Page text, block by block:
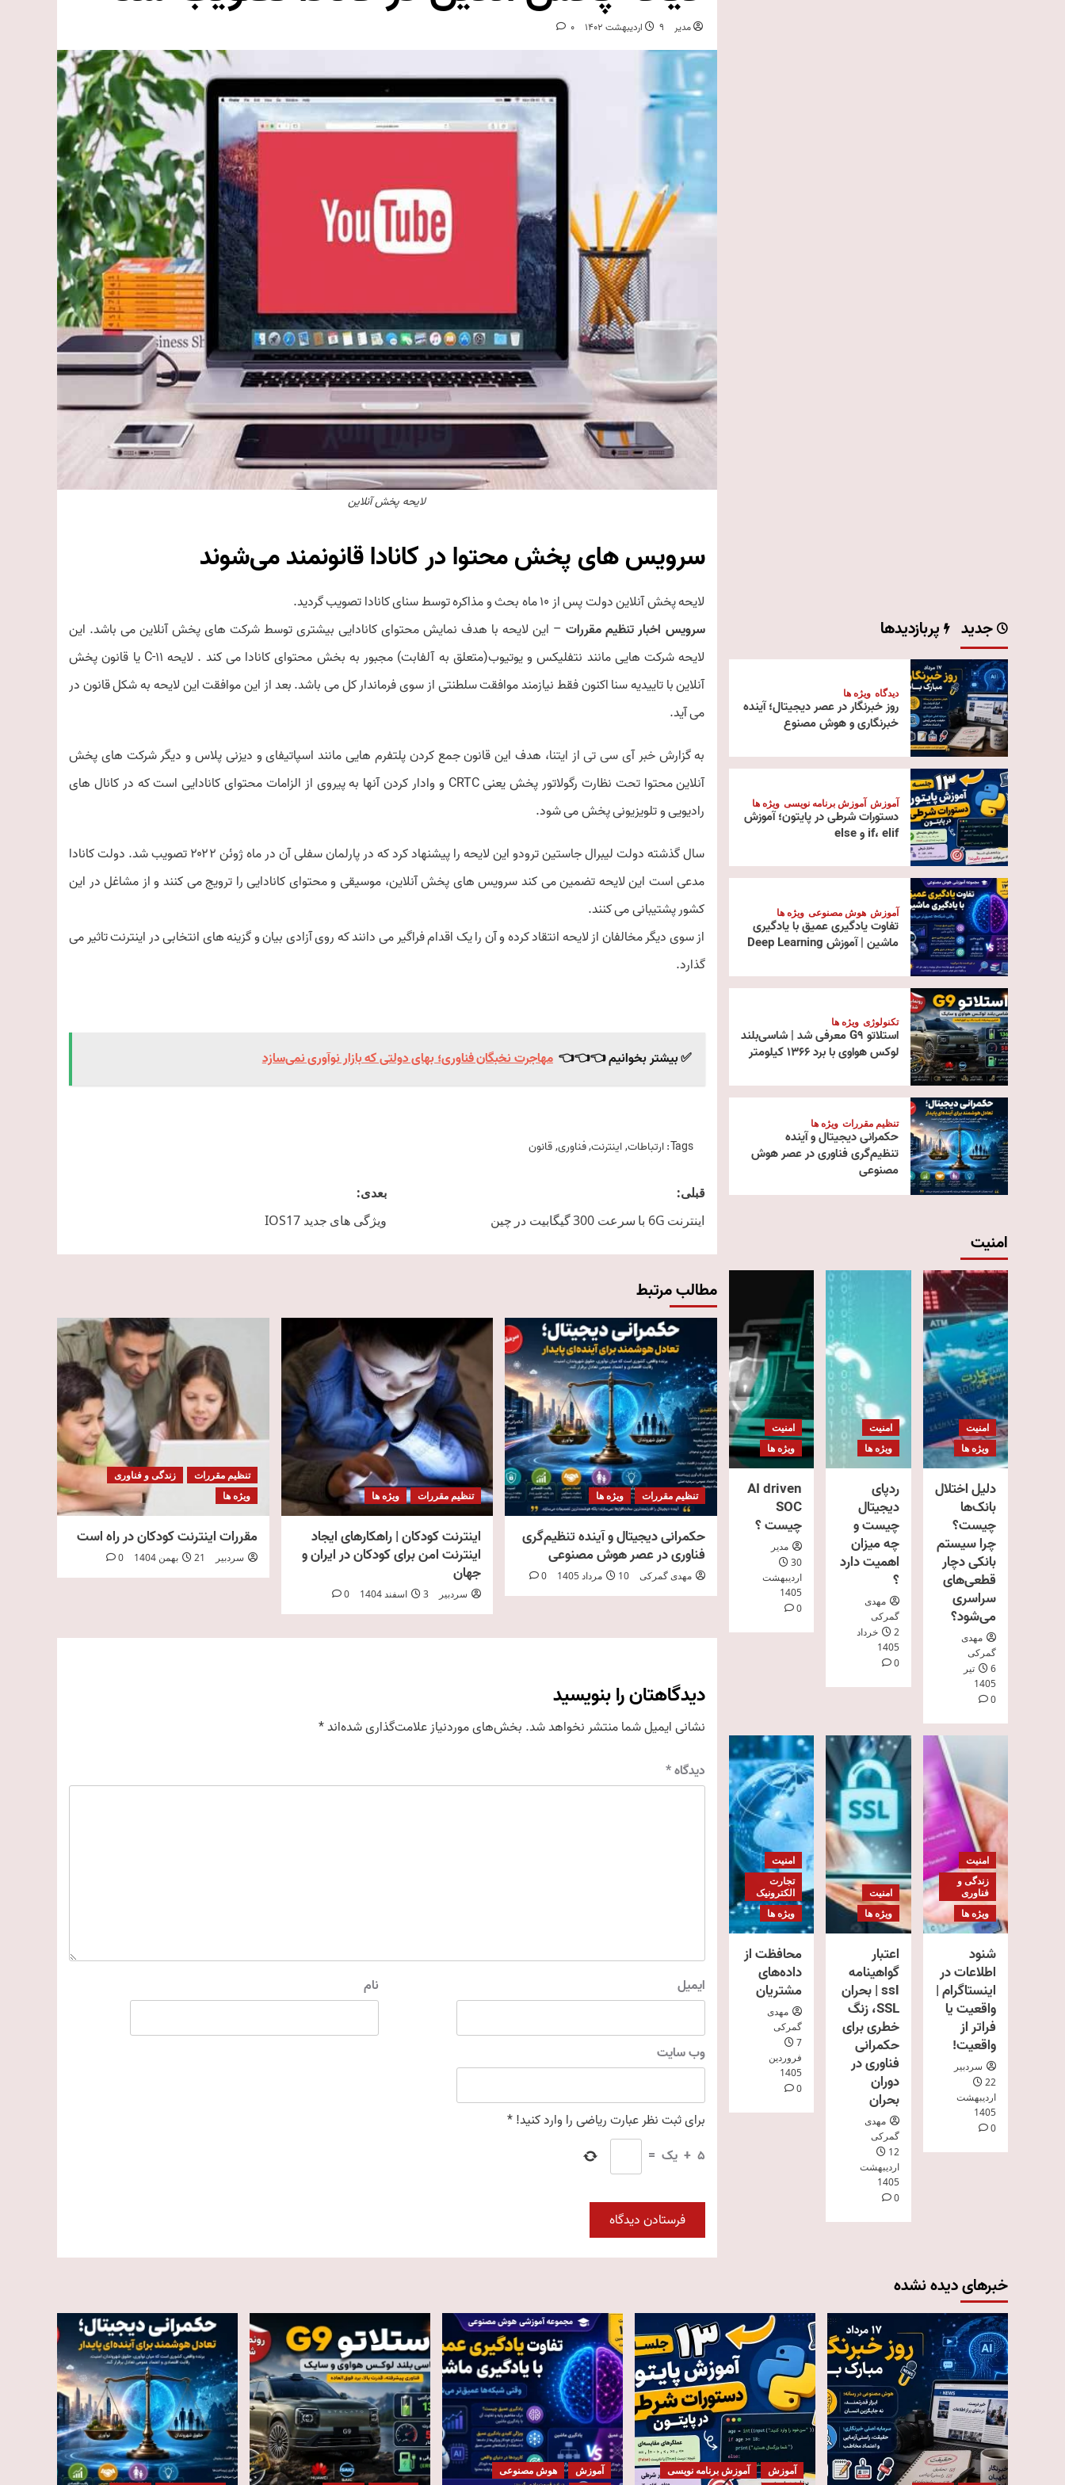
مدیر 9 اردیبهشت 1402 0
لایحه پخش آنلاین
سرویس های پخش محتوا در کانادا قانونمند می‌شوند
لایحه پخش آنلاین دولت پس از ۱۰ ماه بحث و مذاکره توسط سنای کانادا تصویب گردید.
سرویس اخبار تنظیم مقررات– این لایحه با هدف نمایش محتوای کانادایی بیشتری توسط شرکت های پخش آنلاین می باشد. این
لایحه شرکت هایی مانند نتفلیکس و یوتیوب(متعلق به آلفابت) مجبور به بخش محتوای کانادا می کند . لایحه C-11 یا قانون پخش
آنلاین با تاییدیه سنا اکنون فقط نیازمند موافقت سلطنتی از سوی فرماندار کل می باشد. بعد از این موافقت این لایحه به شکل قانون در
می آید.
به گزارشخبر آی سی تیاز ایتنا، هدف این قانون جمع کردن پلتفرم هایی مانند اسپاتیفای و دیزنی پلاس و دیگر شرکت های پخش
آنلاین محتوا تحت نظارت رگولاتور پخش یعنی CRTC و وادار کردن آنها به پیروی از الزامات محتوای کانادایی است که در کانال های
رادیویی و تلویزیونی پخش می شود.
سال گذشته دولت لیبرال جاستین ترودو این لایحه را پیشنهاد کرد که در پارلمان سفلی آن در ماه ژوئن ۲۰۲۲ تصویب شد. دولت کانادا
مدعی است این لایحه تضمین می کند سرویس های پخش آنلاین، موسیقی و محتوای کانادایی را ترویج می کنند و از مشاغل در این
کشور پشتیبانی می کنند.
از سوی دیگر مخالفان از لایحه انتقاد کرده و آن را یک اقدام فراگیر می دانند که روی آزادی بیان و گزینه های انتخابی در اینترنت تاثیر می
گذارد.
✅ بیشتر بخوانیم 👈👈👈 مهاجرت نخبگان فناوری؛ بهای دولتی که بازار نوآوری نمی‌سازد
Tags: ارتباطات,اینترنت,فناوری,قانون
Post
navigation
قبلی:
اینترنت 6G با سرعت 300 گیگابیت در چین
بعدی:
ویژگی های جدید IOS17
مطالب مرتبط
تنظیم مقررات ویژه ها
حکمرانی دیجیتال و آینده تنظیم‌گری
فناوری در عصر هوش مصنوعی
مهدی گمرکی 10 مرداد 1405 0
تنظیم مقررات ویژه ها
اینترنت کودکان | راهکارهای ایجاد
اینترنت امن برای کودکان در ایران و
جهان
سردبیر 3 اسفند 1404 0
تنظیم مقررات
زندگی و فناوری
ویژه ها
مقررات اینترنت کودکان در راه است
سردبیر 21 بهمن 1404 0
دیدگاهتان را بنویسید
نشانی ایمیل شما منتشر نخواهد شد. بخش‌های موردنیاز علامت‌گذاری شده‌اند*
دیدگاه*
نام ایمیل
وب‌ سایت
برای ثبت نظر عبارت ریاضی را وارد کنید!*
5
+ یک =
جدید پربازدیدها
دیدگاه ویژه ها
روز خبرنگار در عصر دیجیتال؛ آینده
خبرنگاری و هوش مصنوع
آموزش آموزش برنامه نویسی ویژه ها
دستورات شرطی در پایتون؛ آموزش
if، elif و else
آموزش هوش مصنوعی ویژه ها
تفاوت یادگیری عمیق با یادگیری
ماشین | آموزش Deep Learning
تکنولوژی ویژه ها
استلاتو G9 معرفی شد | شاسی‌بلند
لوکس هواوی با برد ۱۳۶۶ کیلومتر
تنظیم مقررات ویژه ها
حکمرانی دیجیتال و آینده
تنظیم‌گری فناوری در عصر هوش
مصنوعی
امنیت
امنیت
ویژه ها
دلیل اختلال
بانک‌ها
چیست؟
چرا سیستم
بانکی دچار
قطعی‌های
سراسری
می‌شود؟
مهدی
گمرکی
6 تیر
1405
0
امنیت
ویژه ها
ردپای
دیجیتال
چیست و
چه میزان
اهمیت دارد
؟
مهدی
گمرکی
2 خرداد
1405
0
امنیت
ویژه ها
AI driven
SOC
چیست ؟
مدیر
30
اردیبهشت
1405
0
امنیت
زندگی و
فناوری
ویژه ها
شنود
اطلاعات در
اینستاگرام |
واقعیت یا
فراتر از
واقعیت!
سردبیر
22
اردیبهشت
1405
0
امنیت
ویژه ها
اعتبار
گواهینامه
ssl | بحران
SSL، زنگ
خطری برای
حکمرانی
فناوری در
دوران
بحران
مهدی
گمرکی
12
اردیبهشت
1405
0
امنیت
تجارت
الکترونیک
ویژه ها
محافظت از
داده‌های
مشتریان
مهدی
گمرکی
7
فروردین
1405
0
خبرهای دیده نشده
آموزش
آموزش برنامه نویسی
آموزش
هوش مصنوعی